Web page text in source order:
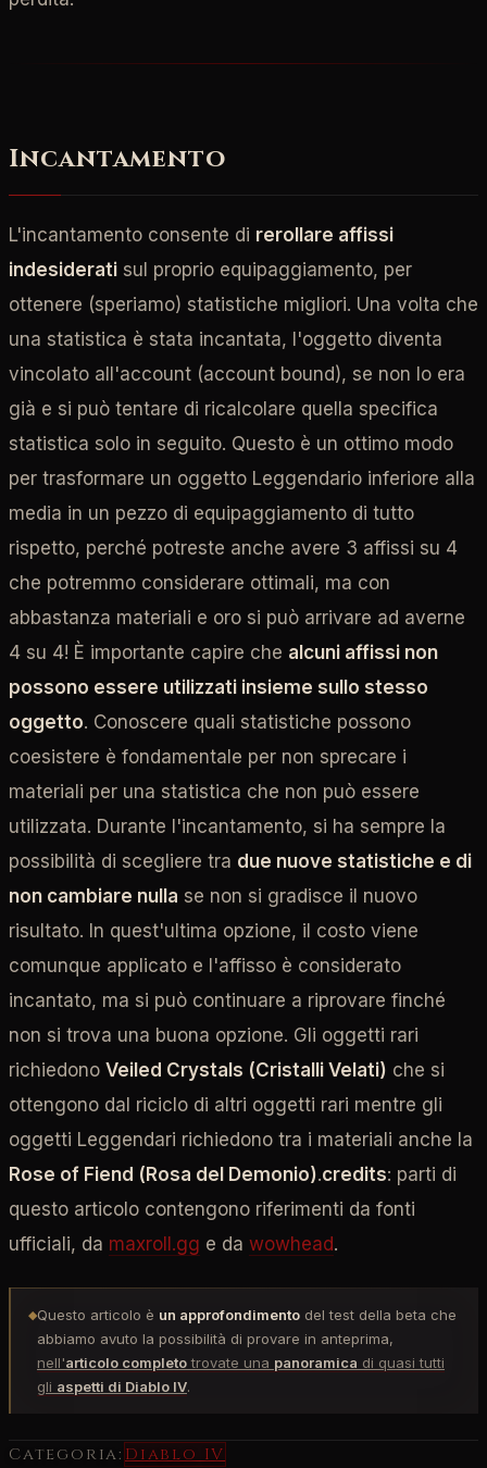
Incantamento
L'incantamento consente di rerollare affissi
indesiderati sul proprio equipaggiamento, per
ottenere (speriamo) statistiche migliori. Una volta che
una statistica è stata incantata, l'oggetto diventa
vincolato all'account (account bound), se non lo era
già e si può tentare di ricalcolare quella specifica
statistica solo in seguito. Questo è un ottimo modo
per trasformare un oggetto Leggendario inferiore alla
media in un pezzo di equipaggiamento di tutto
rispetto, perché potreste anche avere 3 affissi su 4
che potremmo considerare ottimali, ma con
abbastanza materiali e oro si può arrivare ad averne
4 su 4! È importante capire che alcuni affissi non
possono essere utilizzati insieme sullo stesso
oggetto. Conoscere quali statistiche possono
coesistere è fondamentale per non sprecare i
materiali per una statistica che non può essere
utilizzata. Durante l'incantamento, si ha sempre la
possibilità di scegliere tra due nuove statistiche e di
non cambiare nulla se non si gradisce il nuovo
risultato. In quest'ultima opzione, il costo viene
comunque applicato e l'affisso è considerato
incantato, ma si può continuare a riprovare finché
non si trova una buona opzione. Gli oggetti rari
richiedono Veiled Crystals (Cristalli Velati) che si
ottengono dal riciclo di altri oggetti rari mentre gli
oggetti Leggendari richiedono tra i materiali anche la
Rose of Fiend (Rosa del Demonio).credits: parti di
questo articolo contengono riferimenti da fonti
ufficiali, da maxroll.gg e da wowhead.
◆Questo articolo è un approfondimento del test della beta che
abbiamo avuto la possibilità di provare in anteprima,
nell'articolo completotrovate una panoramica di quasi tutti
gli aspetti di Diablo IV.
Categoria: Diablo IV